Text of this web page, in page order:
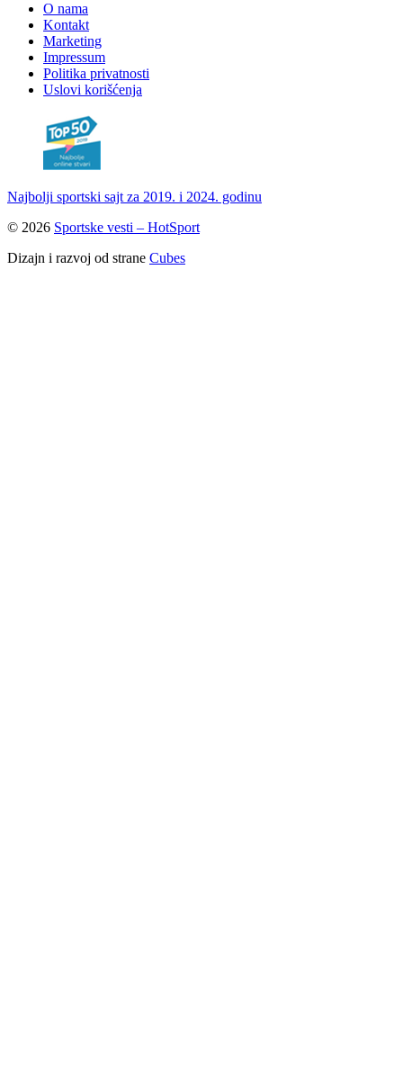
O nama
Kontakt
Marketing
Impressum
Politika privatnosti
Uslovi korišćenja
Najbolji sportski sajt za 2019. i 2024. godinu
© 2026 Sportske vesti – HotSport
Dizajn i razvoj od strane Cubes